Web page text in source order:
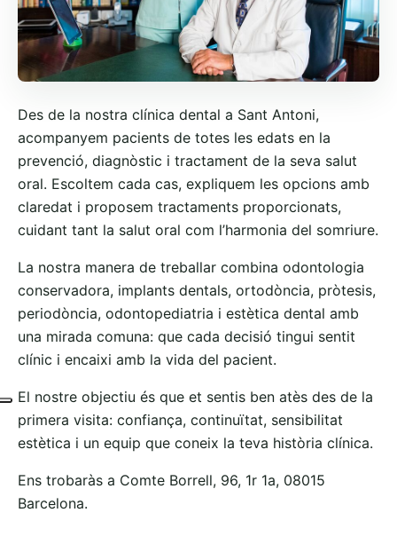
Des de la nostra clínica dental a Sant Antoni,
acompanyem pacients de totes les edats en la
prevenció, diagnòstic i tractament de la seva salut
oral. Escoltem cada cas, expliquem les opcions amb
claredat i proposem tractaments proporcionats,
cuidant tant la salut oral com l’harmonia del somriure.
La nostra manera de treballar combina odontologia
conservadora, implants dentals, ortodòncia, pròtesis,
periodòncia, odontopediatria i estètica dental amb
una mirada comuna: que cada decisió tingui sentit
clínic i encaixi amb la vida del pacient.
El nostre objectiu és que et sentis ben atès des de la
primera visita: confiança, continuïtat, sensibilitat
estètica i un equip que coneix la teva història clínica.
Ens trobaràs a Comte Borrell, 96, 1r 1a, 08015
Barcelona.